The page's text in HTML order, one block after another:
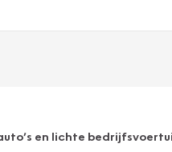
en lichte